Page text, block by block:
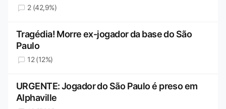
2 (42,9%)
Tragédia! Morre ex-jogador da base do São
Paulo
12 (12%)
URGENTE: Jogador do São Paulo é preso em
Alphaville